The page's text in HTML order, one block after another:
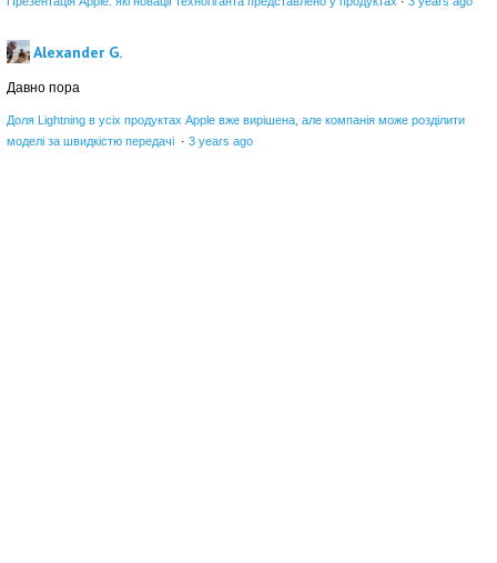
Alexander G.
Давно пора
Доля Lightning в усіх продуктах Apple вже вирішена, але компанія може розділити
моделі за швидкістю передачі · 3 years ago